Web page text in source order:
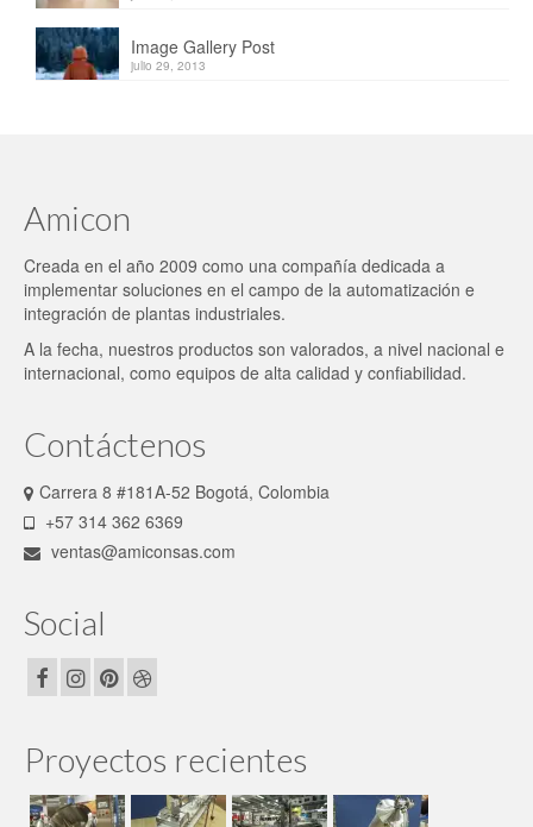
Image Gallery Post
julio 29, 2013
Amicon
Creada en el año 2009 como una compañía dedicada a
implementar soluciones en el campo de la automatización e
integración de plantas industriales.
A la fecha, nuestros productos son valorados, a nivel nacional e
internacional, como equipos de alta calidad y confiabilidad.
Contáctenos
Carrera 8 #181A-52 Bogotá, Colombia
+57 314 362 6369
ventas@amiconsas.com
Social
Proyectos recientes